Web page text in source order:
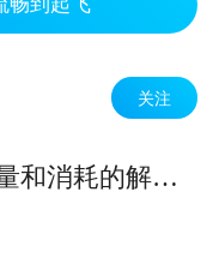
关注
复合制动盘：降低汽车重量和消耗的解决方案